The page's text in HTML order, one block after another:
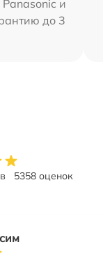
и
до 3
5358 оценок